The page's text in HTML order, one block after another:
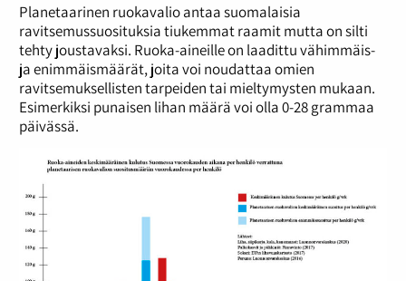
Planetaarinen ruokavalio antaa suomalaisia
ravitsemussuosituksia tiukemmat raamit mutta on silti
tehty joustavaksi. Ruoka-aineille on laadittu vähimmäis-
ja enimmäismäärät, joita voi noudattaa omien
ravitsemuksellisten tarpeiden tai mieltymysten mukaan.
Esimerkiksi punaisen lihan määrä voi olla 0-28 grammaa
päivässä.